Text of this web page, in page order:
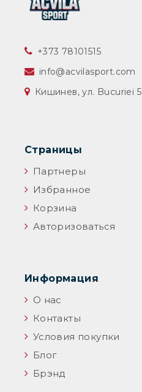
‎+373 78101515
info@acvilasport.com
Кишинев, ул. Bucuriei 5
Страницы
Партнеры
Избранное
Корзина
Авторизоваться
Информация
О нас
Контакты
Условия покупки
Блог
Брэнд